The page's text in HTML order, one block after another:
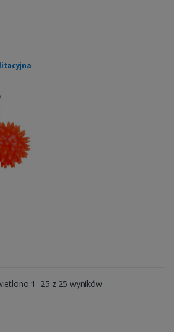
1–25 z 25 wyników